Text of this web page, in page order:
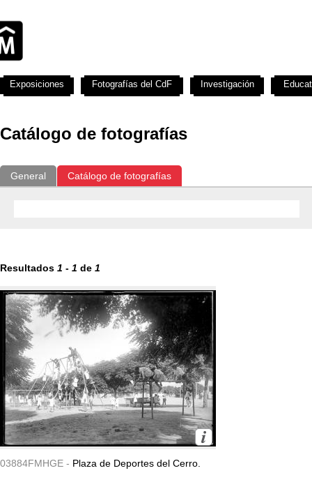
Catálogo de fotografías
General Catálogo de fotografías
Resultados 1 - 1 de 1
03884FMHGE - Plaza de Deportes del Cerro.
Exposiciones Fotografías del CdF Investigación